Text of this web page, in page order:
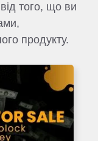
того, що ви
продукту.